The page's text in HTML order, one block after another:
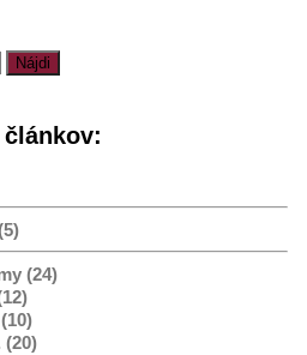
(24)
(20)